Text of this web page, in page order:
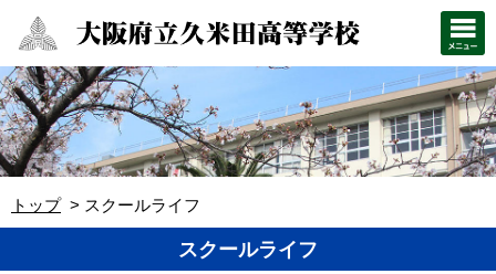
トップ スクールライフ
スクールライフ